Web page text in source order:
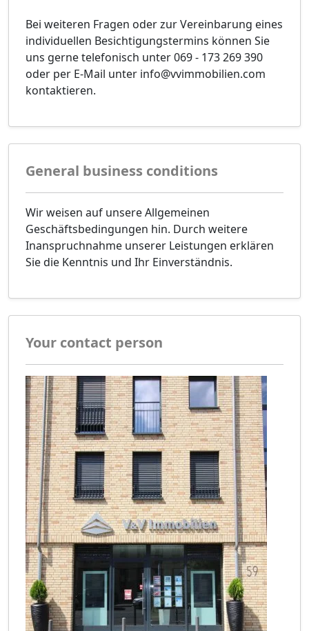
Bei weiteren Fragen oder zur Vereinbarung eines
individuellen Besichtigungstermins können Sie
uns gerne telefonisch unter 069 - 173 269 390
oder per E-Mail unter info@vvimmobilien.com
kontaktieren.
General business conditions
Wir weisen auf unsere Allgemeinen
Geschäftsbedingungen hin. Durch weitere
Inanspruchnahme unserer Leistungen erklären
Sie die Kenntnis und Ihr Einverständnis.
Your contact person